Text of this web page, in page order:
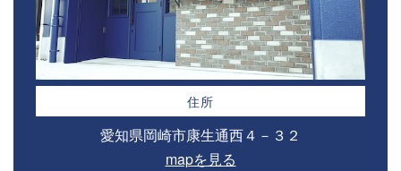
住所
愛知県岡崎市康生通西４－３２⁣
mapを見る